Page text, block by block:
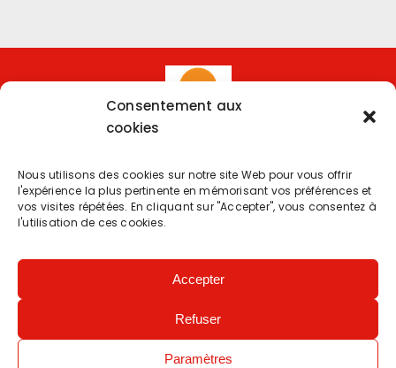
Consentement aux
cookies
Nous utilisons des cookies sur notre site Web pour vous offrir
l'expérience la plus pertinente en mémorisant vos préférences et
vos visites répétées. En cliquant sur "Accepter", vous consentez à
l'utilisation de ces cookies.
Accepter
Refuser
Paramètres
Copyright 2025 | Powered byEolia Software
conforme